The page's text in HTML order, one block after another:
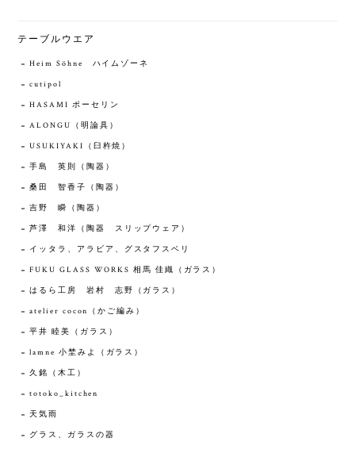
テーブルウエア
Heim Söhne ハイムゾーネ
cutipol
HASAMI ポーセリン
ALONGU（明論具）
USUKIYAKI（臼杵焼）
手島 英則（陶器）
桑田 智香子（陶器）
吉野 瞬（陶器）
芦澤 和洋（陶器 スリップウェア）
イッタラ、アラビア、グスタフスベリ
FUKU GLASS WORKS 相馬 佳織（ガラス）
はるら工房 岩村 志野（ガラス）
atelier cocon（かご編み）
平井 睦美（ガラス）
lamne 小埜みよ（ガラス）
久銘（木工）
totoko_kitchen
天気雨
グラス、ガラスの器